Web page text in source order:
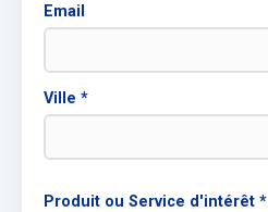
Email
Ville *
Produit ou Service d'intérêt *